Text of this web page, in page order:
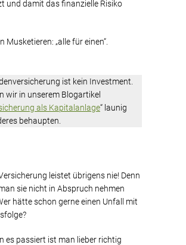
und damit das finanzielle Risiko
Musketieren: „alle für einen“.
ist kein Investment.
wir in unserem Blogartikel
als Kapitalanlage“ launig
behaupten.
leistet übrigens nie! Denn
sie nicht in Abspruch nehmen
hätte schon gerne einen Unfall mit
es passiert ist man lieber richtig